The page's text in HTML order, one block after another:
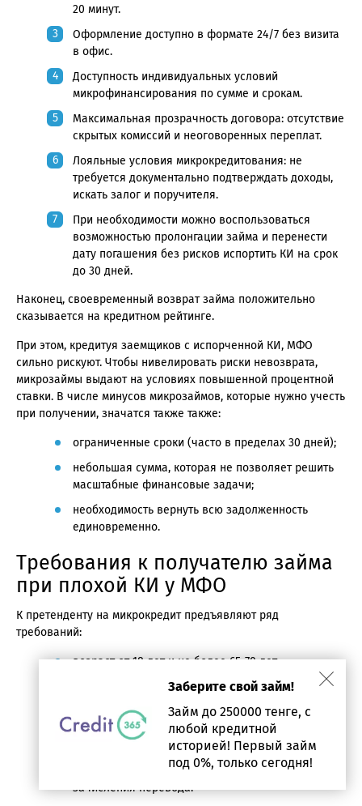
20 минут.
Оформление доступно в формате 24/7 без визита
в офис.
Доступность индивидуальных условий
микрофинансирования по сумме и срокам.
Максимальная прозрачность договора: отсутствие
скрытых комиссий и неоговоренных переплат.
Лояльные условия микрокредитования: не
требуется документально подтверждать доходы,
искать залог и поручителя.
При необходимости можно воспользоваться
возможностью пролонгации займа и перенести
дату погашения без рисков испортить КИ на срок
до 30 дней.
Наконец, своевременный возврат займа положительно
сказывается на кредитном рейтинге.
При этом, кредитуя заемщиков с испорченной КИ, МФО
сильно рискуют. Чтобы нивелировать риски невозврата,
микрозаймы выдают на условиях повышенной процентной
ставки. В числе минусов микрозаймов, которые нужно учесть
при получении, значатся также также:
ограниченные сроки (часто в пределах 30 дней);
небольшая сумма, которая не позволяет решить
масштабные финансовые задачи;
необходимость вернуть всю задолженность
единовременно.
Требования к получателю займа
при плохой КИ у МФО
К претенденту на микрокредит предъявляют ряд
требований:
возраст от 18 лет и не более 65-70 лет;
гражданство Казахстана и постоянное
проживание на территории страны;
наличие телефона для связи и подписания
наличие активной банковской карты для
зачисления перевода.
Заберите свой займ!
Займ до 250000 тенге, с
любой кредитной
историей! Первый займ
под 0%, только сегодня!